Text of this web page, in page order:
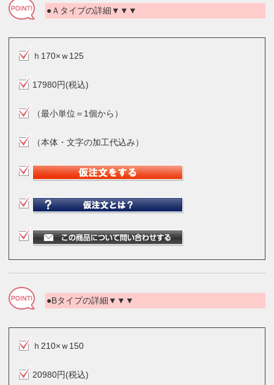
●Ａタイプの詳細▼▼▼
ｈ170×ｗ125
17980円(税込)
（最小単位＝1個から）
（本体・文字の加工代込み）
●Bタイプの詳細▼▼▼
ｈ210×ｗ150
20980円(税込)